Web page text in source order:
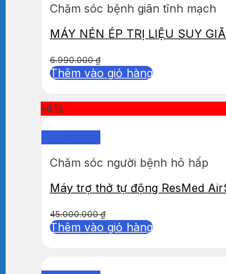
Chăm sóc bệnh giãn tĩnh mạch
MÁY NÉN ÉP TRỊ LIỆU SUY
6.990.000₫
Thêm vào giỏ hàng
-4%
Chăm sóc người bệnh hô hấp
Máy trợ thở tự động ResMed
45.000.000₫
Thêm vào giỏ hàng